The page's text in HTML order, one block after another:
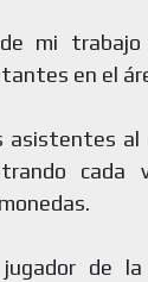
mi trabajo
en el
asistentes al
de